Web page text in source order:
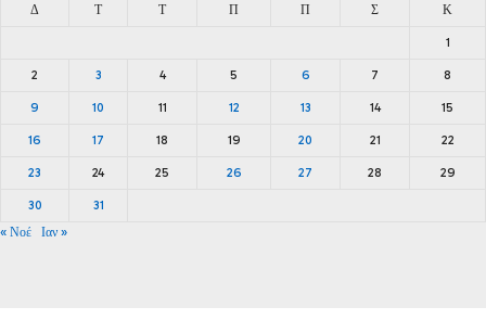
Δ Τ Τ Π Π Σ Κ
1
2 3 4 5 6 7 8
9 10 11 12 13 14 15
16 17 18 19 20 21 22
23 24 25 26 27 28 29
30
31
« Νοέ
Ιαν »